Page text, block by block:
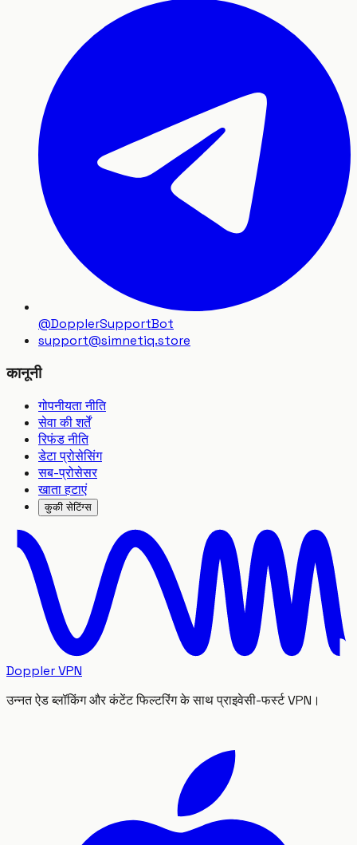
@DopplerSupportBot
support@simnetiq.store
कानूनी
गोपनीयता नीति
सेवा की शर्तें
रिफंड नीति
डेटा प्रोसेसिंग
सब-प्रोसेसर
खाता हटाएं
कुकी सेटिंग्स
Doppler VPN
उन्नत ऐड ब्लॉकिंग और कंटेंट फिल्टरिंग के साथ प्राइवेसी-फर्स्ट VPN।